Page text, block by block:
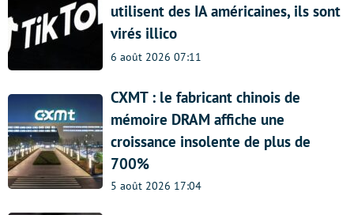
utilisent des IA américaines, ils sont
virés illico
6 août 2026 07:11
CXMT : le fabricant chinois de
mémoire DRAM affiche une
croissance insolente de plus de
700%
5 août 2026 17:04